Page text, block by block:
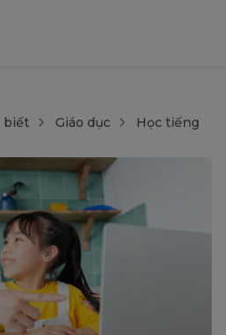
biết Giáo dục
Học tiếng